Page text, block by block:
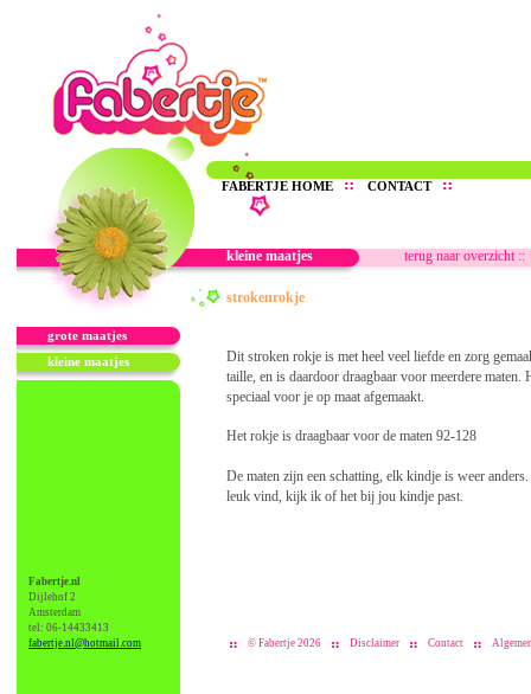
grote maatjes
kleine maatjes
FABERTJE HOME CONTACT
kleine maatjes terug naar overzicht ::
strokenrokje
Dit stroken rokje is met heel veel liefde en zorg
taille, en is daardoor draagbaar voor meerdere
speciaal voor je op maat afgemaakt.
Het rokje is draagbaar voor de maten 92-128
De maten zijn een schatting, elk kindje is weer
leuk vind, kijk ik of het bij jou kindje past.
Fabertje.nl
Dijlehof 2
Amsterdam
tel: 06-14433413
fabertje.nl@hotmail.com
© Fabertje 2026 Disclaimer Contact